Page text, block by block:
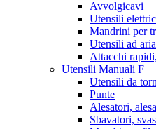
Avvolgicavi
Utensili
Mandrini per
Utensili ad
Attacchi
Utensili Manuali F
Utensili da
Punte
Alesatori,
Sbavatori,